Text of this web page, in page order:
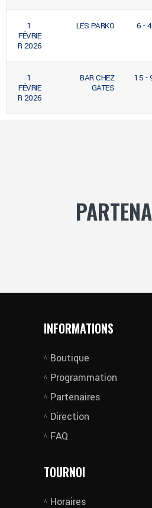
1
FÉVRIE
R 2026
LES PARKO 6 - 4
1
FÉVRIE
R 2026
BAR CHEZ
GATES
15 -
INFORMATIONS
Boutique
Programmation
Partenaires
Direction
FAQ
TOURNOI
Horaires